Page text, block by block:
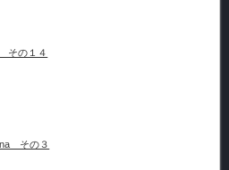
その１４
その３